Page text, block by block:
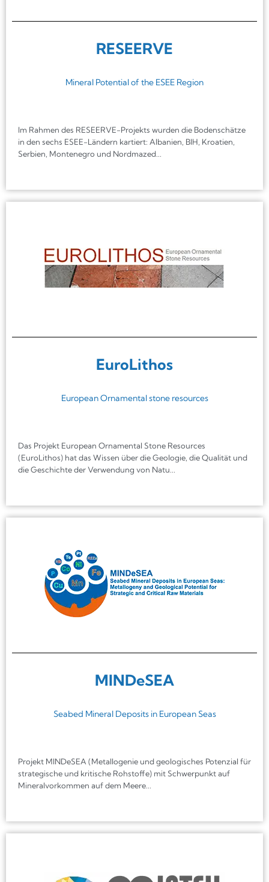
RESEERVE
Mineral Potential of the ESEE Region
Im Rahmen des RESEERVE-Projekts wurden die Bodenschätze
in den sechs ESEE-Ländern kartiert: Albanien, BIH, Kroatien,
Serbien, Montenegro und Nordmazed...
EuroLithos
European Ornamental stone resources
Das Projekt European Ornamental Stone Resources
(EuroLithos) hat das Wissen über die Geologie, die Qualität und
die Geschichte der Verwendung von Natu...
MINDeSEA
Seabed Mineral Deposits in European Seas
Projekt MINDeSEA (Metallogenie und geologisches Potenzial für
strategische und kritische Rohstoffe) mit Schwerpunkt auf
Mineralvorkommen auf dem Meere...